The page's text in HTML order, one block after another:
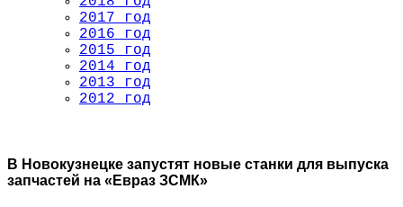
2017 год
2016 год
2015 год
2014 год
2013 год
2012 год
В Новокузнецке запустят новые станки для выпуска
запчастей на «Евраз ЗСМК»